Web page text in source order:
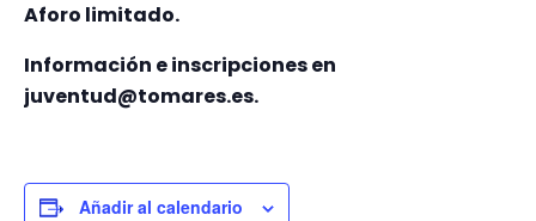
Aforo limitado.
Información e inscripciones en
juventud@tomares.es.
Añadir al calendario